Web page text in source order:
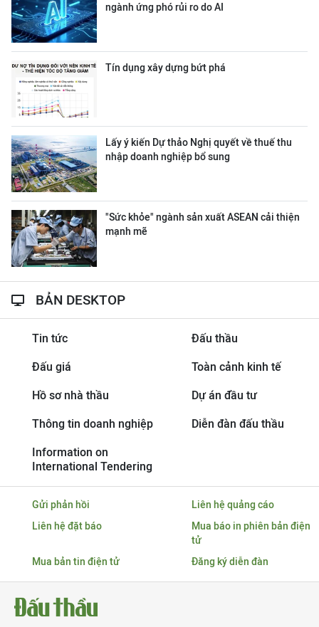
ngành ứng phó rủi ro do AI
Tín dụng xây dựng bứt phá
Lấy ý kiến Dự thảo Nghị quyết về thuế thu
nhập doanh nghiệp bổ sung
"Sức khỏe" ngành sản xuất ASEAN cải thiện
mạnh mẽ
BẢN DESKTOP
Tin tức Đấu thầu
Đấu giá Toàn cảnh kinh tế
Hồ sơ nhà thầu Dự án đầu tư
Thông tin doanh nghiệp Diễn đàn đấu thầu
Information on
International Tendering
Gửi phản hồi
Liên hệ quảng cáo
Liên hệ đặt báo
Mua báo in phiên bản điện
tử
Mua bản tin điện tử
Đăng ký diễn đàn